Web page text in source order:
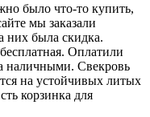
было что-то купить,
мы заказали
них была скидка.
Оплатили
наличными. Свекровь
на устойчивых литых
корзинка для